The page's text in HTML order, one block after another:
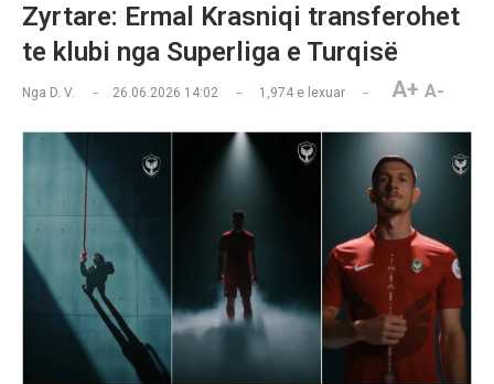
Zyrtare: Ermal Krasniqi transferohet
te klubi nga Superliga e Turqisë
Nga D. V. 26.06.2026 14:02 1,974 e lexuar A+ A-